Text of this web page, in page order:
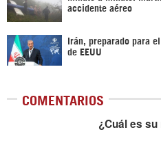
accidente aéreo
Irán, preparado para
de EEUU
COMENTARIOS